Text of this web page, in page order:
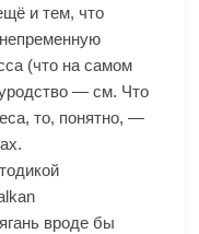
и тем, что
(что на самом
— см. Что
то, понятно, —
вроде бы